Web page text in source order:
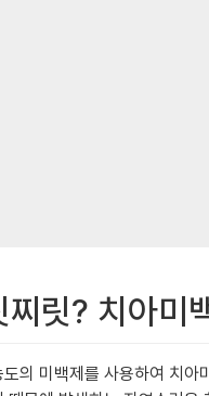
릿? 치아미
의 미백제를 사용하여 치